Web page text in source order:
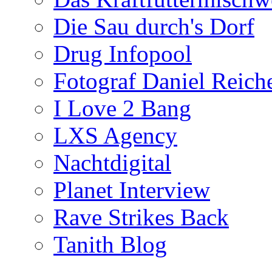
Die Sau durch's Dorf
Drug Infopool
Fotograf Daniel
I Love 2 Bang
LXS Agency
Nachtdigital
Planet Interview
Rave Strikes Back
Tanith Blog